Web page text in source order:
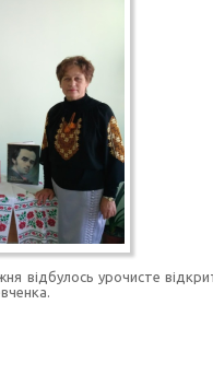
відбулось урочисте